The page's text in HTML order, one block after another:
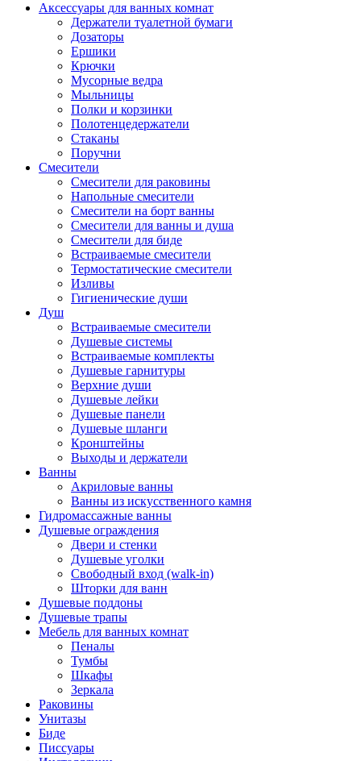
Аксессуары для ванных комнат
Держатели туалетной бумаги
Дозаторы
Ершики
Крючки
Мусорные ведра
Мыльницы
Полки и корзинки
Полотенцедержатели
Стаканы
Поручни
Смесители
Смесители для раковины
Напольные смесители
Смесители на борт ванны
Смесители для ванны и душа
Смесители для биде
Встраиваемые смесители
Термостатические смесители
Изливы
Гигиенические души
Душ
Встраиваемые смесители
Душевые системы
Встраиваемые комплекты
Душевые гарнитуры
Верхние души
Душевые лейки
Душевые панели
Душевые шланги
Кронштейны
Выходы и держатели
Ванны
Акриловые ванны
Ванны из искусственного камня
Гидромассажные ванны
Душевые ограждения
Двери и стенки
Душевые уголки
Свободный вход (walk-in)
Шторки для ванн
Душевые поддоны
Душевые трапы
Мебель для ванных комнат
Пеналы
Тумбы
Шкафы
Зеркала
Раковины
Унитазы
Биде
Писсуары